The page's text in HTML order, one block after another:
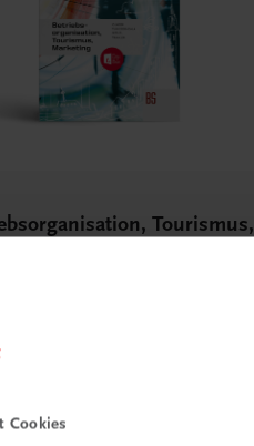
Cookies
Tourismus,